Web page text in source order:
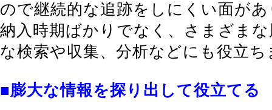
ので継続的な追跡をしにくい面が
納入時期ばかりでなく、さまざま
な検索や収集、分析などにも役立ち
■膨大な情報を探り出して役立てる